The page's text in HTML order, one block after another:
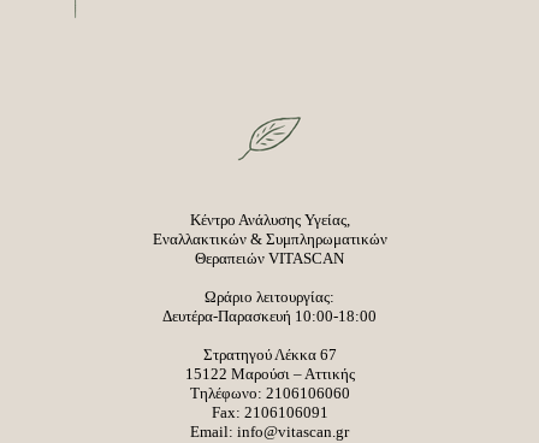
Κέντρο Ανάλυσης Υγείας,
Εναλλακτικών & Συμπληρωματικών
Θεραπειών VITASCAN
Ωράριο λειτουργίας:
Δευτέρα-Παρασκευή 10:00-18:00
Στρατηγού Λέκκα 67
15122 Μαρούσι – Αττικής
Τηλέφωνο: 2106106060
Fax: 2106106091
Email: info@vitascan.gr